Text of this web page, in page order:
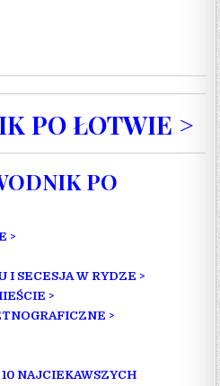
PO ŁOTWIE >
PO
>
I SECESJA W RYDZE >
>
>
NAJCIEKAWSZYCH